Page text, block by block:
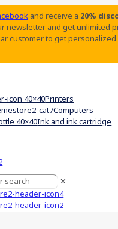
and receive a 20%
newsletter and get unlimited
customer to get
Printers
Computers
Ink and ink cartridge
✕